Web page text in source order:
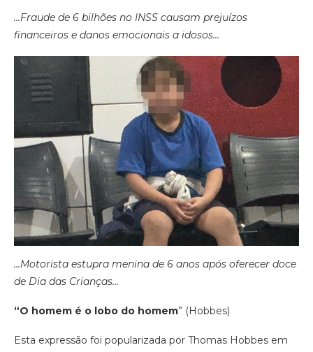
…Fraude de 6 bilhões no INSS causam prejuízos
financeiros e danos emocionais a idosos…
…Motorista estupra menina de 6 anos após oferecer doce
de Dia das Crianças…
“O homem é o lobo do homem” (Hobbes)
Esta expressão foi popularizada por Thomas Hobbes em